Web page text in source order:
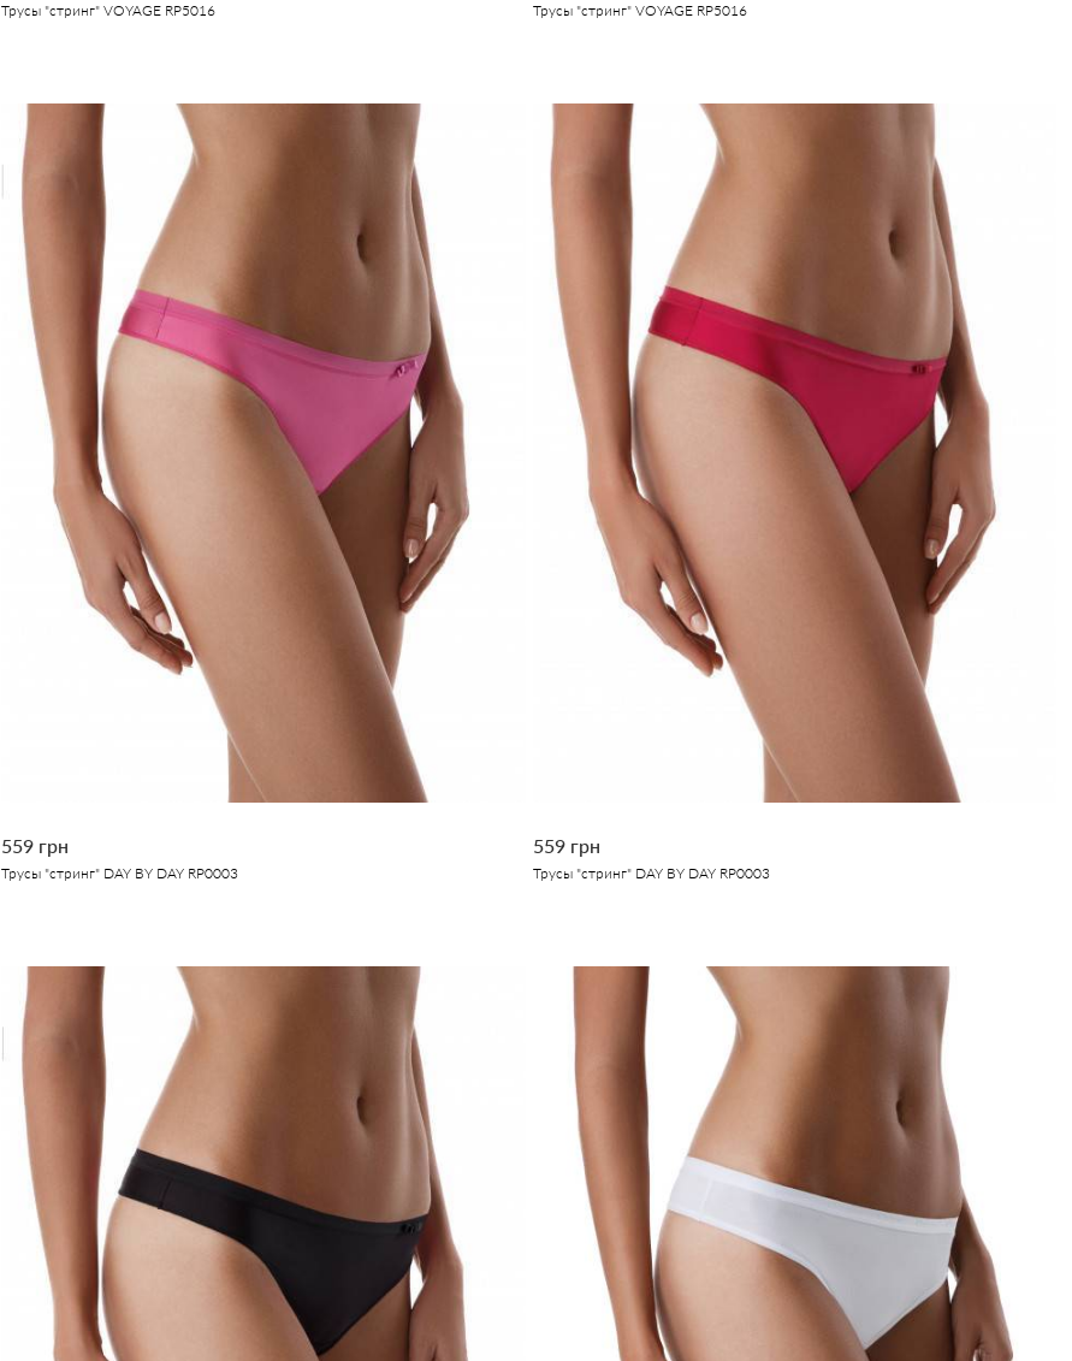
Трусы "стринг" VOYAGE RP5016 Трусы "стринг" VOYAGE RP5016
559 грн
Трусы "стринг" DAY BY DAY RP0003
559 грн
Трусы "стринг" DAY BY DAY RP0003